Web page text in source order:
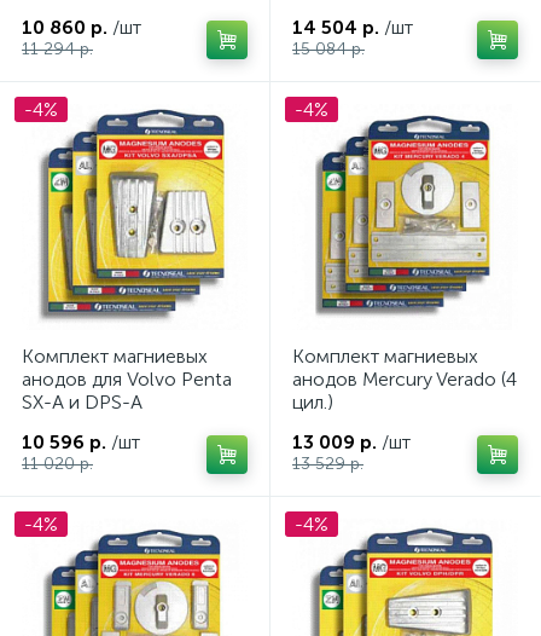
10 860 р. /шт
11 294 р.
14 504 р. /шт
15 084 р.
-4%
Комплект магниевых
анодов для Volvo Penta
SX-A и DPS-A
10 596 р. /шт
11 020 р.
-4%
Комплект магниевых
анодов Mercury Verado (4
цил.)
13 009 р. /шт
13 529 р.
-4% -4%